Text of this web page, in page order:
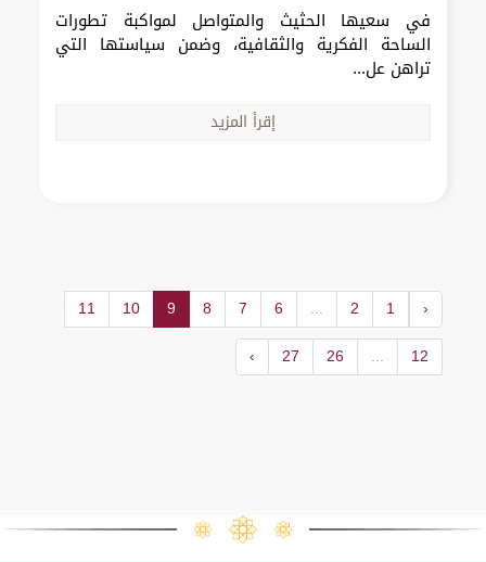
في سعيها الحثيث والمتواصل لمواكبة تطورات
الساحة الفكرية والثقافية، وضمن سياستها التي
تراهن عل...
إقرأ المزيد
‹
1
2
...
6
7
8
9
10
11
12
...
26
27
›